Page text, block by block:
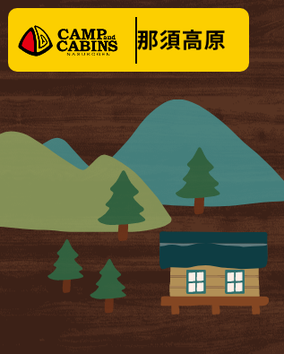
泊まる
テントサイト
バンガロー・キャビン
コテージ
場内施設
場内マップ